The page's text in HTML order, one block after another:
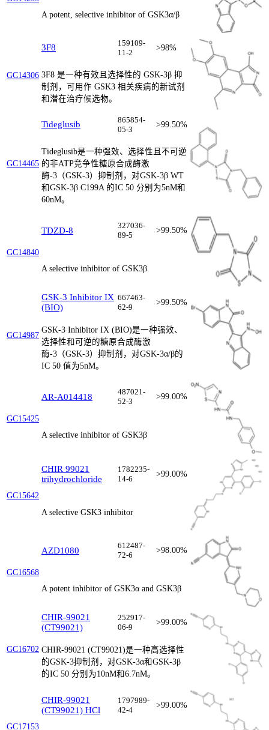
A potent, selective inhibitor of GSK3α/β
GC14306
3F8
159109-
11-2
>98%
3F8 是一种有效且选择性的 GSK-3β 抑
制剂，可用作 GSK3 相关疾病的新试剂
和潜在治疗候选物。
GC14465
Tideglusib
865854-
05-3
>99.50%
Tideglusib是一种强效、选择性且不可逆
的非ATP竞争性糖原合成酶激
酶-3（GSK-3）抑制剂，对GSK-3β WT
和GSK-3β C199A 的IC 50 分别为5nM和
60nM。
GC14840
TDZD-8
327036-
89-5
>99.50%
A selective inhibitor of GSK3β
GC14987
GSK-3 Inhibitor IX
(BIO)
667463-
62-9
>99.50%
GSK-3 Inhibitor IX (BIO)是一种强效、
选择性和可逆的糖原合成酶激
酶-3（GSK-3）抑制剂，对GSK-3α/β的
IC 50 值为5nM。
GC15425
AR-A014418
487021-
52-3
>99.00%
A selective inhibitor of GSK3β
GC15642
CHIR 99021
trihydrochloride
1782235-
14-6
>99.00%
A selective GSK3 inhibitor
GC16568
AZD1080
612487-
72-6
>98.00%
A potent inhibitor of GSK3α and GSK3β
GC16702
CHIR-99021
(CT99021)
252917-
06-9
>99.00%
CHIR-99021 (CT99021)是一种高选择性
的GSK-3抑制剂，对GSK-3α和GSK-3β
的IC 50 分别为10nM和6.7nM。
GC17153
CHIR-99021
(CT99021) HCl
1797989-
42-4
>99.00%